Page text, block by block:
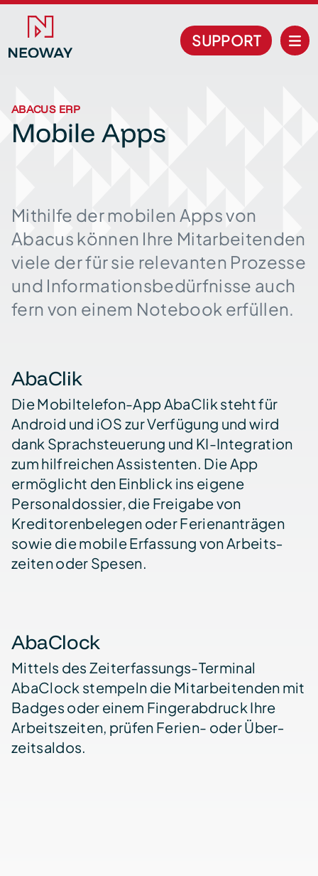
SUPPORT
ABACUS ERP
Mobile Apps
Mithilfe der mobilen Apps von
Abacus können Ihre Mit­arbei­tenden
viele der für sie relevanten Prozesse
und Infor­mations­bedürf­nisse auch
fern von einem Note­book erfüllen.
AbaClik
Die Mobil­telefon-App AbaClik steht für
Android und iOS zur Verfügung und wird
dank Sprach­steuerung und KI-Integration
zum hilf­reichen Assistenten. Die App
ermöglicht den Einblick ins eigene
Personal­dossier, die Freigabe von
Kreditoren­belegen oder Ferien­anträgen
sowie die mobile Erfassung von Arbeits­
zeiten oder Spesen.
AbaClock
Mittels des Zeit­erfassungs-Terminal
AbaClock stempeln die Mit­arbeitenden mit
Badges oder einem Finger­abdruck Ihre
Arbeits­zeiten, prüfen Ferien- oder Über­
zeit­saldos.